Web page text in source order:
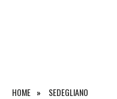
HOME SEDEGLIANO